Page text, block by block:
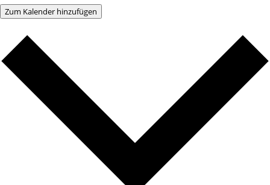
Zum Kalender hinzufügen